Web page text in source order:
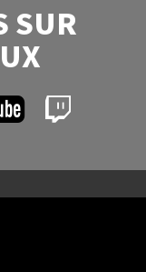
SUR